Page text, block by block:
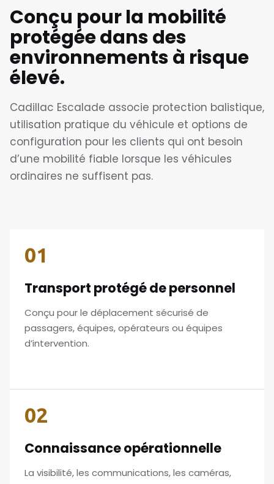
Conçu pour la mobilité
protégée dans des
environnements à risque
élevé.
Cadillac Escalade associe protection balistique,
utilisation pratique du véhicule et options de
configuration pour les clients qui ont besoin
d’une mobilité fiable lorsque les véhicules
ordinaires ne suffisent pas.
01
Transport protégé de personnel
Conçu pour le déplacement sécurisé de
passagers, équipes, opérateurs ou équipes
d’intervention.
02
Connaissance opérationnelle
La visibilité, les communications, les caméras,